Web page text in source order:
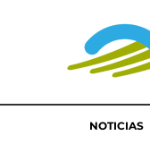
NOTICIAS